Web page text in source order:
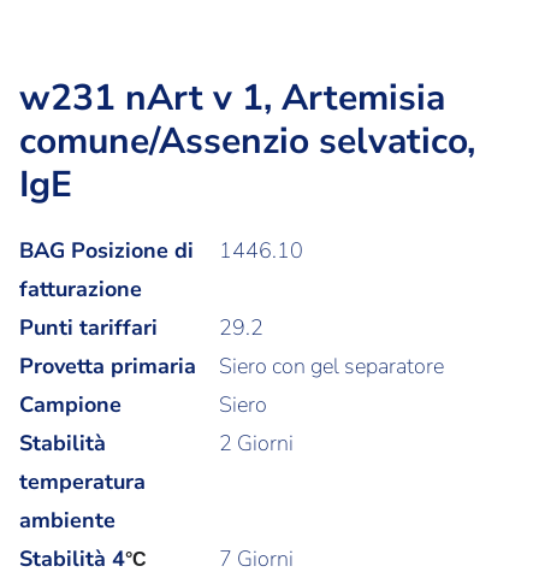
w231 nArt v 1, Artemisia
comune/Assenzio selvatico,
IgE
BAG Posizione di
fatturazione
1446.10
Punti tariffari
29.2
Provetta primaria
Siero con gel separatore
Campione
Siero
Stabilità
temperatura
ambiente
2 Giorni
Stabilità 4°C
7 Giorni